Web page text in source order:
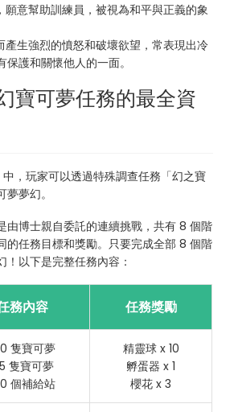
願意幫助訓練員，被視為和平與正義的象
產生強烈的憤怒和破壞欲望，常表現出冷
護和關懷他人的一面。
寶可夢任務的最全資
，玩家可以透過特殊調查任務「幻之寶
夢幻。
由博士親自委託的連續挑戰，共有 8 個階
的任務目標和獎勵。只要完成全部 8 個階
以下是完整任務內容：
務內容 任務獎勵
隻寶可夢
隻寶可夢
個補給站
精靈球 x 10
孵蛋器 x 1
櫻花 x 3